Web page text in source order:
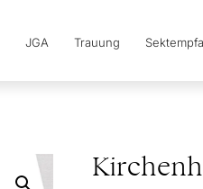
JGA Trauung